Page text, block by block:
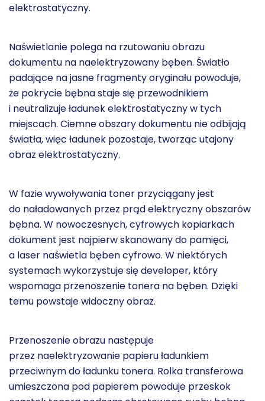
elektrostatyczny.
Naświetlanie polega na rzutowaniu obrazu
dokumentu na naelektryzowany bęben. Światło
padające na jasne fragmenty oryginału powoduje,
że pokrycie bębna staje się przewodnikiem
i neutralizuje ładunek elektrostatyczny w tych
miejscach. Ciemne obszary dokumentu nie odbijają
światła, więc ładunek pozostaje, tworząc utajony
obraz elektrostatyczny.
W fazie wywoływania toner przyciągany jest
do naładowanych przez prąd elektryczny obszarów
bębna. W nowoczesnych, cyfrowych kopiarkach
dokument jest najpierw skanowany do pamięci,
a laser naświetla bęben cyfrowo. W niektórych
systemach wykorzystuje się developer, który
wspomaga przenoszenie tonera na bęben. Dzięki
temu powstaje widoczny obraz.
Przenoszenie obrazu następuje
przez naelektryzowanie papieru ładunkiem
przeciwnym do ładunku tonera. Rolka transferowa
umieszczona pod papierem powoduje przeskok